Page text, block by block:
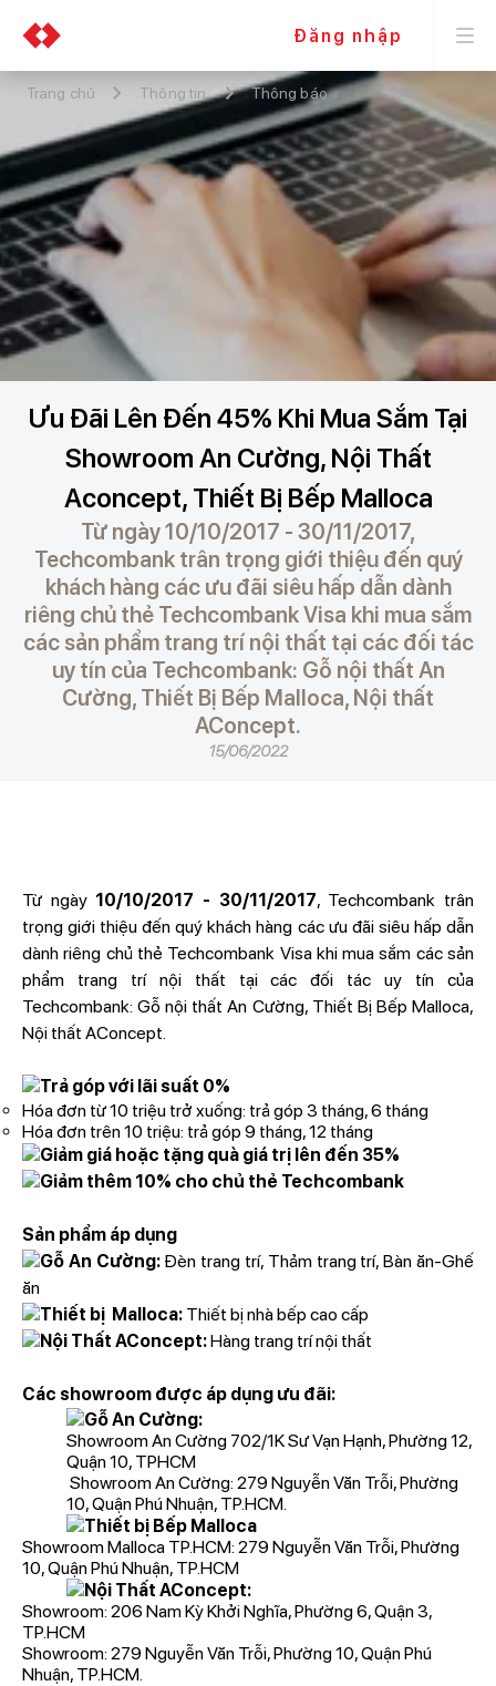
Đăng nhập
Trang chủ Thông tin Thông báo
Ưu Đãi Lên Đến 45% Khi Mua Sắm Tại
Showroom An Cường, Nội Thất
Aconcept, Thiết Bị Bếp Malloca
Từ ngày 10/10/2017 - 30/11/2017,
Techcombank trân trọng giới thiệu đến quý
khách hàng các ưu đãi siêu hấp dẫn dành
riêng chủ thẻ Techcombank Visa khi mua sắm
các sản phẩm trang trí nội thất tại các đối tác
uy tín của Techcombank: Gỗ nội thất An
Cường, Thiết Bị Bếp Malloca, Nội thất
AConcept.
15/06/2022
Từ ngày 10/10/2017 - 30/11/2017, Techcombank trân
trọng giới thiệu đến quý khách hàng các ưu đãi siêu hấp dẫn
dành riêng chủ thẻ Techcombank Visa khi mua sắm các sản
phẩm trang trí nội thất tại các đối tác uy tín của
Techcombank: Gỗ nội thất An Cường, Thiết Bị Bếp Malloca,
Nội thất AConcept.
Trả góp với lãi suất 0%
Hóa đơn từ 10 triệu trở xuống: trả góp 3 tháng, 6 tháng
Hóa đơn trên 10 triệu: trả góp 9 tháng, 12 tháng
Giảm giá hoặc tặng quà giá trị lên đến 35%
Giảm thêm 10% cho chủ thẻ Techcombank
Sản phẩm áp dụng
Gỗ An Cường: Đèn trang trí, Thảm trang trí, Bàn ăn-Ghế
ăn
Thiết bị Malloca: Thiết bị nhà bếp cao cấp
Nội Thất AConcept:Hàng trang trí nội thất
Các showroom được áp dụng ưu đãi:
Gỗ An Cường:
Showroom An Cường 702/1K Sư Vạn Hạnh, Phường 12,
Quận 10, TPHCM
Showroom An Cường: 279 Nguyễn Văn Trỗi, Phường
10, Quận Phú Nhuận, TP.HCM.
Thiết bị Bếp Malloca
Showroom Malloca TP.HCM: 279 Nguyễn Văn Trỗi, Phường
10, Quận Phú Nhuận, TP.HCM
Nội Thất AConcept:
Showroom: 206 Nam Kỳ Khởi Nghĩa, Phường 6, Quận 3,
TP.HCM
Showroom: 279 Nguyễn Văn Trỗi, Phường 10, Quận Phú
Nhuận, TP.HCM.